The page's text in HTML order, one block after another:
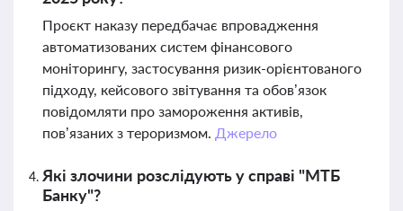
Проєкт наказу передбачає впровадження
автоматизованих систем фінансового
моніторингу, застосування ризик-орієнтованого
підходу, кейсового звітування та обов’язок
повідомляти про замороження активів,
пов’язаних з тероризмом. Джерело
Які злочини розслідують у справі "МТБ
Банку"?